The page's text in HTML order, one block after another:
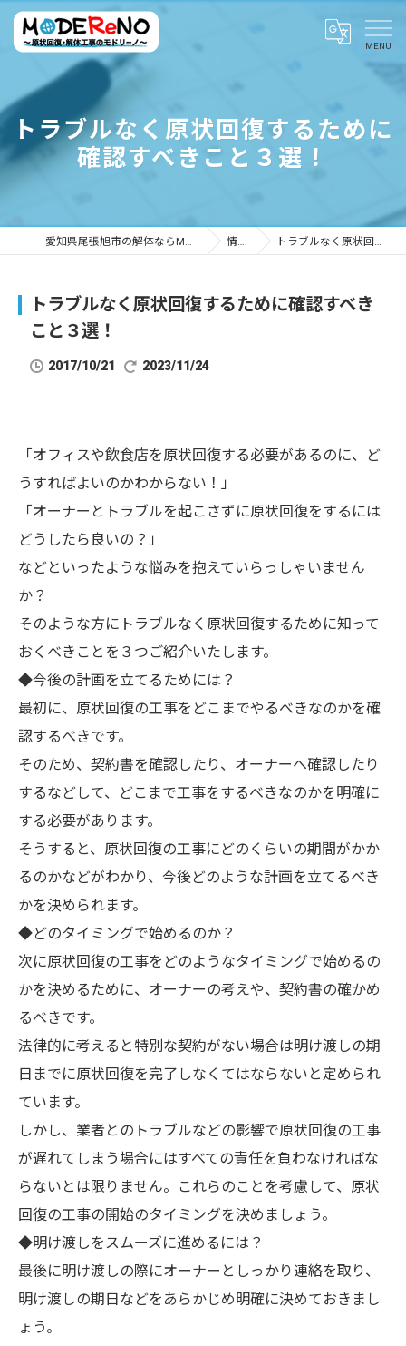
トラブルなく原状回復するために
確認すべきこと３選！
愛知県尾張旭市の解体ならMODEReNO ～原状回復・解体工事のモドリーノ～ 情報ブログ トラブルなく原状回復するために確認すべきこと３選！
トラブルなく原状回復するために確認すべき
こと３選！
2017/10/21 2023/11/24
「オフィスや飲食店を原状回復する必要があるのに、ど
うすればよいのかわからない！」
「オーナーとトラブルを起こさずに原状回復をするには
どうしたら良いの？」
などといったような悩みを抱えていらっしゃいません
か？
そのような方にトラブルなく原状回復するために知って
おくべきことを３つご紹介いたします。
◆今後の計画を立てるためには？
最初に、原状回復の工事をどこまでやるべきなのかを確
認するべきです。
そのため、契約書を確認したり、オーナーへ確認したり
するなどして、どこまで工事をするべきなのかを明確に
する必要があります。
そうすると、原状回復の工事にどのくらいの期間がかか
るのかなどがわかり、今後どのような計画を立てるべき
かを決められます。
◆どのタイミングで始めるのか？
次に原状回復の工事をどのようなタイミングで始めるの
かを決めるために、オーナーの考えや、契約書の確かめ
るべきです。
法律的に考えると特別な契約がない場合は明け渡しの期
日までに原状回復を完了しなくてはならないと定められ
ています。
しかし、業者とのトラブルなどの影響で原状回復の工事
が遅れてしまう場合にはすべての責任を負わなければな
らないとは限りません。これらのことを考慮して、原状
回復の工事の開始のタイミングを決めましょう。
◆明け渡しをスムーズに進めるには？
最後に明け渡しの際にオーナーとしっかり連絡を取り、
明け渡しの期日などをあらかじめ明確に決めておきまし
ょう。